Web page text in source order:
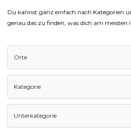
Du kannst ganz einfach nach Kategorien
genau das zu finden, was dich am meisten
Orte
Kategorie
Unterkategorie